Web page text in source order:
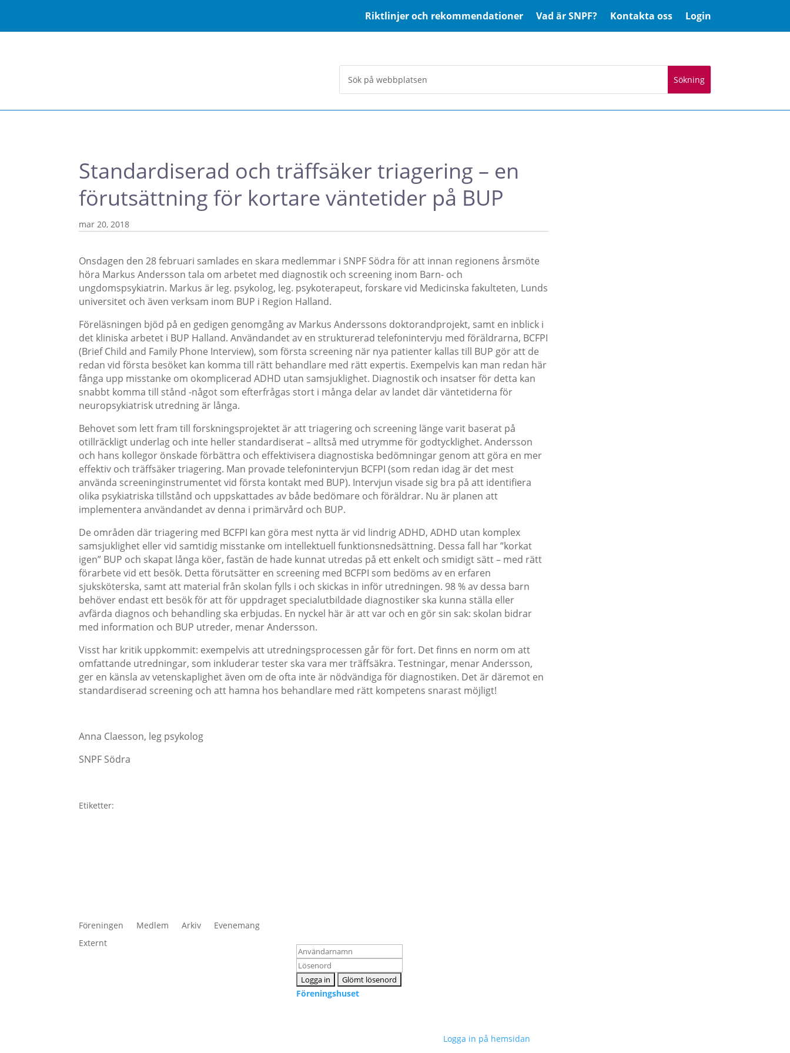
Riktlinjer och rekommendationer Vad är SNPF? Kontakta oss Login
Standardiserad och träffsäker triagering – en
förutsättning för kortare väntetider på BUP
mar 20, 2018
Onsdagen den 28 februari samlades en skara medlemmar i SNPF Södra för att innan regionens årsmöte
höra Markus Andersson tala om arbetet med diagnostik och screening inom Barn- och
ungdomspsykiatrin. Markus är leg. psykolog, leg. psykoterapeut, forskare vid Medicinska fakulteten, Lunds
universitet och även verksam inom BUP i Region Halland.
Föreläsningen bjöd på en gedigen genomgång av Markus Anderssons doktorandprojekt, samt en inblick i
det kliniska arbetet i BUP Halland. Användandet av en strukturerad telefonintervju med föräldrarna, BCFPI
(Brief Child and Family Phone Interview), som första screening när nya patienter kallas till BUP gör att de
redan vid första besöket kan komma till rätt behandlare med rätt expertis. Exempelvis kan man redan här
fånga upp misstanke om okomplicerad ADHD utan samsjuklighet. Diagnostik och insatser för detta kan
snabbt komma till stånd -något som efterfrågas stort i många delar av landet där väntetiderna för
neuropsykiatrisk utredning är långa.
Behovet som lett fram till forskningsprojektet är att triagering och screening länge varit baserat på
otillräckligt underlag och inte heller standardiserat – alltså med utrymme för godtycklighet. Andersson
och hans kollegor önskade förbättra och effektivisera diagnostiska bedömningar genom att göra en mer
effektiv och träffsäker triagering. Man provade telefonintervjun BCFPI (som redan idag är det mest
använda screeninginstrumentet vid första kontakt med BUP). Intervjun visade sig bra på att identifiera
olika psykiatriska tillstånd och uppskattades av både bedömare och föräldrar. Nu är planen att
implementera användandet av denna i primärvård och BUP.
De områden där triagering med BCFPI kan göra mest nytta är vid lindrig ADHD, ADHD utan komplex
samsjuklighet eller vid samtidig misstanke om intellektuell funktionsnedsättning. Dessa fall har ”korkat
igen” BUP och skapat långa köer, fastän de hade kunnat utredas på ett enkelt och smidigt sätt – med rätt
förarbete vid ett besök. Detta förutsätter en screening med BCFPI som bedöms av en erfaren
sjuksköterska, samt att material från skolan fylls i och skickas in inför utredningen. 98 % av dessa barn
behöver endast ett besök för att för uppdraget specialutbildade diagnostiker ska kunna ställa eller
avfärda diagnos och behandling ska erbjudas. En nyckel här är att var och en gör sin sak: skolan bidrar
med information och BUP utreder, menar Andersson.
Visst har kritik uppkommit: exempelvis att utredningsprocessen går för fort. Det finns en norm om att
omfattande utredningar, som inkluderar tester ska vara mer träffsäkra. Testningar, menar Andersson,
ger en känsla av vetenskaplighet även om de ofta inte är nödvändiga för diagnostiken. Det är däremot en
standardiserad screening och att hamna hos behandlare med rätt kompetens snarast möjligt!
Anna Claesson, leg psykolog
SNPF Södra
Etiketter:
Föreningen Medlem Arkiv
Evenemang
Externt
Föreningshuset
Logga in på hemsidan